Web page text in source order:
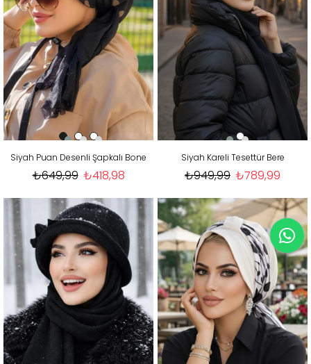
Siyah Puan Desenli Şapkalı Bone
₺418,98
₺649,99
Siyah Kareli Tesettür Bere
₺789,99
₺949,99